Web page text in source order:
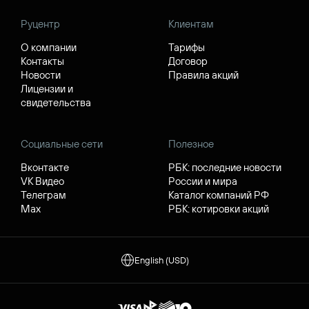
Руцентр
О компании
Контакты
Новости
Лицензии и
свидетельства
Клиентам
Тарифы
Договор
Правила акций
Социальные сети
Вконтакте
VK Видео
Телеграм
Max
Полезное
РБК: последние новости
России и мира
Каталог компаний РФ
РБК: котировки акций
English (USD)